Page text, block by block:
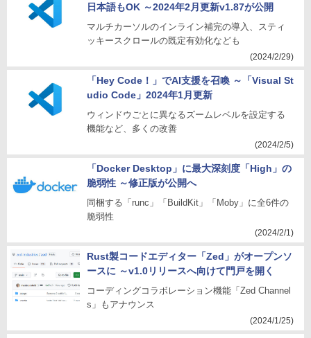
日本語もOK ～2024年2月更新v1.87が公開
マルチカーソルのインライン補完の導入、スティ
ッキースクロールの既定有効化なども
(2024/2/29)
「Hey Code！」でAI支援を召喚 ～「Visual St
udio Code」2024年1月更新
ウィンドウごとに異なるズームレベルを設定する
機能など、多くの改善
(2024/2/5)
「Docker Desktop」に最大深刻度「High」の
脆弱性 ～修正版が公開へ
同梱する「runc」「BuildKit」「Moby」に全6件の
脆弱性
(2024/2/1)
Rust製コードエディター「Zed」がオープンソ
ースに ～v1.0リリースへ向けて門戸を開く
コーディングコラボレーション機能「Zed Channel
s」もアナウンス
(2024/1/25)